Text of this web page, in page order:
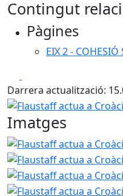
Contingut
Pàgines
EIX 2 - COHESIÓ
Darrera actualització:
Flaustaff actua a Croàcia
Imatges
Flaustaff actua a Croàcia